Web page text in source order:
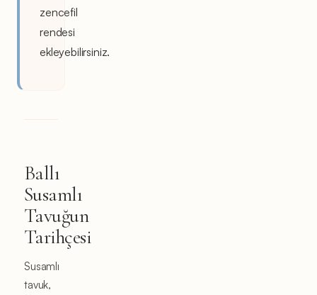
zencefil
rendesi
ekleyebilirsiniz.
Ballı
Susamlı
Tavuğun
Tarihçesi
Susamlı
tavuk,